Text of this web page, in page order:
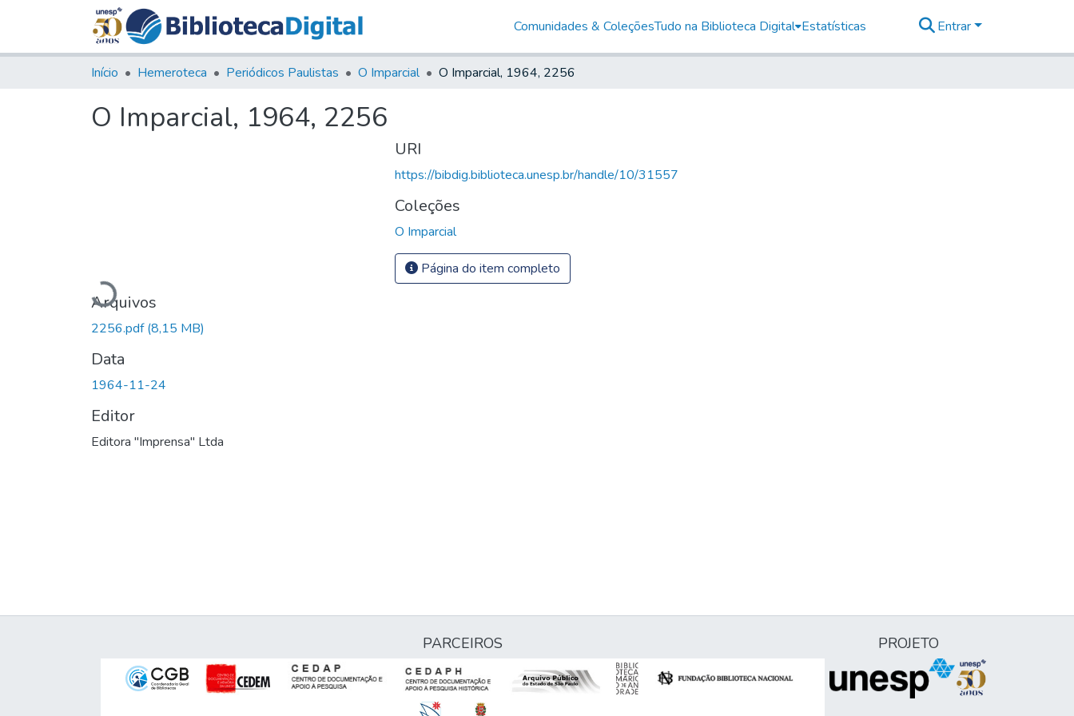
Comunidades & ColeçõesTudo na Biblioteca Digital Estatísticas Entrar
Início Hemeroteca Periódicos Paulistas O Imparcial O Imparcial, 1964, 2256
O Imparcial, 1964, 2256
Carregando...
Arquivos
2256.pdf(8,15 MB)
Data
1964-11-24
Editor
Editora "Imprensa" Ltda
URI
https://bibdig.biblioteca.unesp.br/handle/10/31557
Coleções
O Imparcial
Página do item completo
PARCEIROS PROJETO